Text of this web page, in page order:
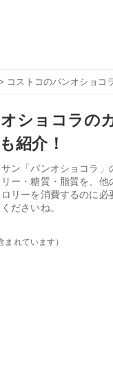
コストコのパンオショコ
ショコラの
紹介！
ン「パンオショコラ
ー・糖質・脂質を、
リーを消費するのに
ださいね。
まれています）